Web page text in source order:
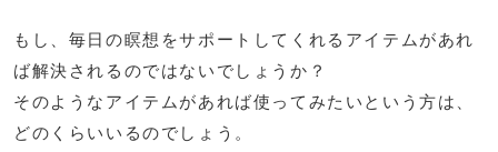
もし、毎日の瞑想をサポートしてくれるアイテムがあれ
ば解決されるのではないでしょうか？
そのようなアイテムがあれば使ってみたいという方は、
どのくらいいるのでしょう。